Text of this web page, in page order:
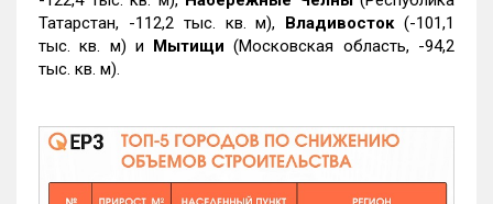
Татарстан, -112,2 тыс. кв. м), Владивосток(-101,1
тыс. кв. м) и Мытищи (Московская область, -94,2
тыс. кв. м).